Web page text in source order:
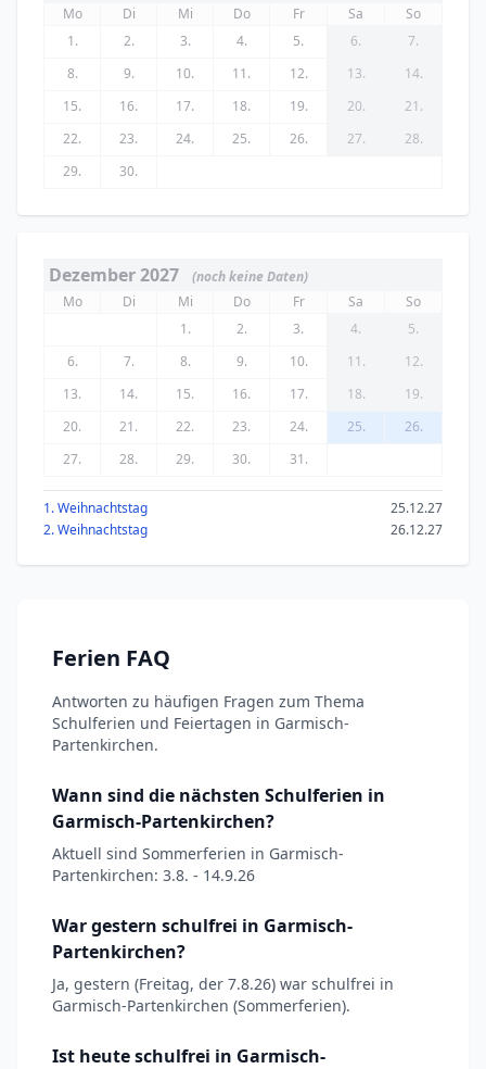
Mo
Di Mi Do Fr Sa
So
1.
2. 3. 4. 5. 6.
7.
8.
9. 10. 11. 12. 13.
14.
15.
16. 17. 18. 19. 20.
21.
22.
23. 24. 25. 26. 27.
28.
29.
30.
Dezember 2027
(noch keine Daten)
Mo
Di Mi Do Fr Sa
So
1.
2. 3. 4.
5.
6.
7. 8. 9. 10. 11.
12.
13.
14. 15. 16. 17. 18.
19.
20.
21. 22. 23. 24. 25.
26.
27.
28. 29. 30. 31.
1. Weihnachtstag
25.12.27
2. Weihnachtstag
26.12.27
Ferien FAQ
Antworten zu häufigen Fragen zum Thema
Schulferien und Feiertagen in Garmisch-
Partenkirchen.
Wann sind die nächsten Schulferien in
Garmisch-Partenkirchen?
Aktuell sind Sommerferien in Garmisch-
Partenkirchen: 3.8. - 14.9.26
War gestern schulfrei in Garmisch-
Partenkirchen?
Ja, gestern (Freitag, der 7.8.26) war schulfrei in
Garmisch-Partenkirchen (Sommerferien).
Ist heute schulfrei in Garmisch-